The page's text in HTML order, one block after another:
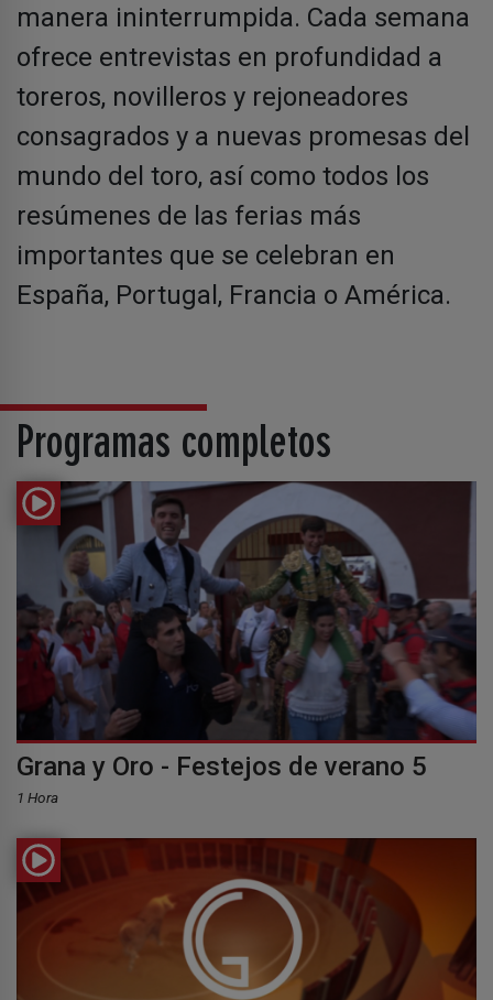
manera ininterrumpida. Cada semana
ofrece entrevistas en profundidad a
toreros, novilleros y rejoneadores
consagrados y a nuevas promesas del
mundo del toro, así como todos los
resúmenes de las ferias más
importantes que se celebran en
España, Portugal, Francia o América.
Programas completos
Grana y Oro - Festejos de verano 5
1 Hora